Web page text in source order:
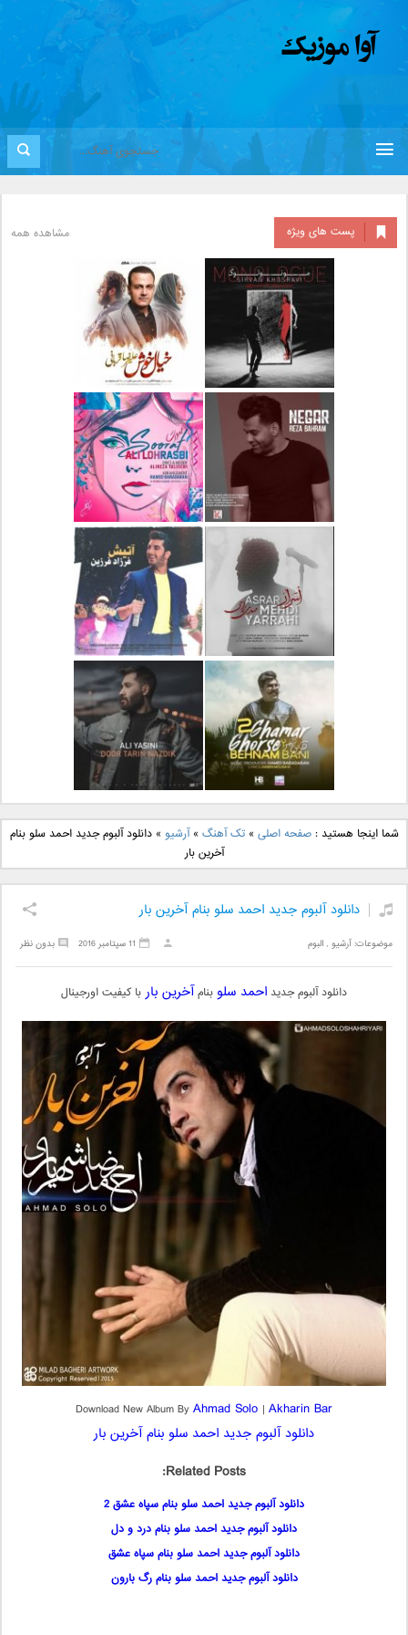
پست های ویژه مشاهده همه
دانلود آلبوم جدید سیروان
خسروی بنام مونولوگ
دانلود آهنگ جدید علیرضا
قربانی بنام خیال خوش
دانلود آهنگ جدید رضا
بهرام بنام نگار
دانلود آهنگ جدید علی
لهراسبی بنام صورت
دانلود آهنگ جدید مهدی
یراحی بنام اسرار
دانلود آهنگ جدید فرزاد
فرزین بنام آتیش
دانلود آهنگ جدید بهنام
بانی بنام قرص قمر 2
دانلود آهنگ جدید علی
یاسینی بنام دورترین نزدیک
شما اینجا هستید :صفحه اصلی »تک آهنگ »آرشیو »دانلود آلبوم جدید احمد سلو بنام
آخرین بار
دانلود آلبوم جدید احمد سلو بنام آخرین بار
موضوعات:آرشیو ,البوم بدون نظر 11 سپتامبر 2016
دانلود آلبوم جدید احمد سلوبنامآخرین باربا کیفیت اورجینال
Download New Album ByAhmad Solo | Akharin Bar
دانلود آلبوم جدید احمد سلو بنام آخرین بار
Related Posts:
دانلود آلبوم جدید احمد سلو بنام سپاه عشق 2
دانلود آلبوم جدید احمد سلو بنام درد و دل
دانلود آلبوم جدید احمد سلو بنام سپاه عشق
دانلود آلبوم جدید احمد سلو بنام رگ بارون